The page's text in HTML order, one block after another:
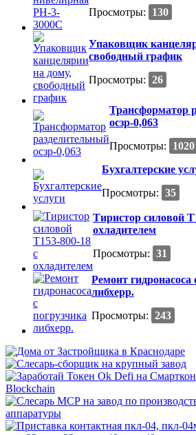
Просмотры:
130
Упаковщик
свободный график
Просмотры: 26
Трансформатор
осзр-0,063
Просмотры:
1020
Бухгалтерские
Просмотры: 35
Тиристор силовой
охладителем
Просмотры: 31
Ремонт гидронасоса
либхерр.
Просмотры: 243